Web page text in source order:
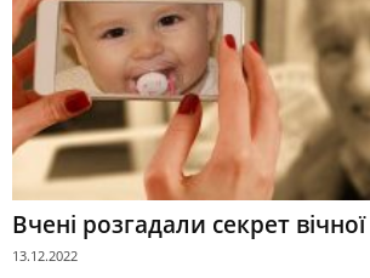
Вчені розгадали секрет
13.12.2022